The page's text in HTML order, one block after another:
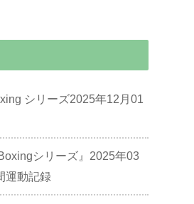
シリーズ2025年12月01
シリーズ』2025年03
運動記録